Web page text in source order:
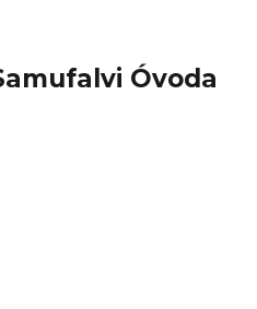
Óvoda